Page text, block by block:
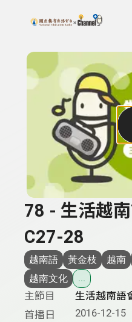
上方功能區塊
搜尋關鍵字：可輸入節目
78 - 生活越
C27-28
越南語 黃金枝 越南
越南文化
...
主節目
生活越南語
首播日
2016-12-15